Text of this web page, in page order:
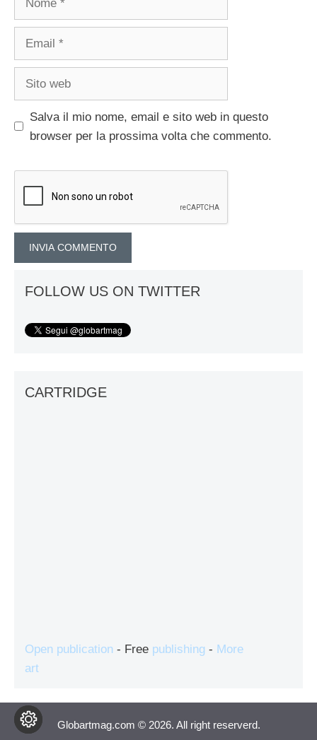
Salva il mio nome, email e sito web in questo
browser per la prossima volta che commento.
FOLLOW US ON TWITTER
CARTRIDGE
Open publication - Free publishing - More
art
Globartmag.com © 2026. All right reserverd.